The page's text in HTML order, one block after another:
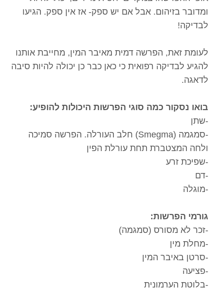
ומדובר בזיהום. אבל אם יש ספק- אז אין ספק. הגיעו
לבדיקה!
לעומת זאת, הפרשה דמית מאיבר המין, מחייבת אותנו
להגיע לבדיקה רפואית כי כאן כבר כן יכולה להיות סיבה
לדאגה.
בואו נסקור כמה סוגי הפרשות היכולות להופיע:
-שתן
-סמגמה (Smegma) חלב העורלה. הפרשה סמיכה
ולחה המצטברת תחת עורלת הפין
-שפיכת זרע
-דם
-מוגלה
גורמי הפרשות:
-זכר לא מסורס (סמגמה)
-מחלת מין
-סרטן באיבר המין
-פציעה
-בלוטת הערמונית